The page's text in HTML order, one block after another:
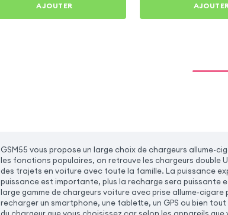
AJOUTER
GSM55 vous propose un large choix de chargeurs allume-
les fonctions populaires, on retrouve les chargeurs double
des trajets en voiture avec toute la famille. La puissance
puissance est importante, plus la recharge sera puissante
large gamme de chargeurs voiture avec prise allume-
recharger un smartphone, une tablette, un GPS ou bien